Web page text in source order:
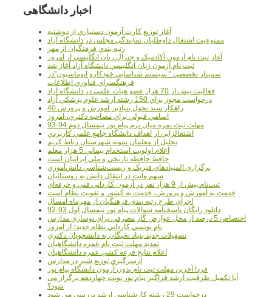
اخبار دانشگاهی
آغاز توزيع کارت آزمون دستياري از دوشنبه
ممنوعيت اشتغال داوطلبان نمايندگي مجلس در دانشگاه آزاد
رتبه بندي فرهنگيان از مهر
آغاز ثبت نام آزمون آکادميک و جنرال زبان انگليسي از امروز
ثبت نام آزمون زبان انگليسي دانشگاه آزاد آغاز شد
سمينار تخصصي " سيستم شناسايي خودکارو اتوماسيون"در
فرهنگسراي فناوري اطلاعات
فعاليت بيش از 70 هزار عضو هيات علمي در دانشگاه آزاد
درخواست مجوز براي 150 رشته ارشد علوم پزشکي آزاد
40 راهکار سند تحول بنيادين آموزش و پرورش
اسامي قبولي براي مصاحبه دکتري، امروز
مهلت ثبت نمره میان ترم پیام نور نیمسال دوم 94-93
اشتغالزايي از اهداف دانشگاه جامع علمي کاربردي
تجليل از معلمان نمونه شهرستان رباط کريم
اعلام اولويت استخدام پيماني 5 هزار معلم
حافظ حافظه تاريخي و ملي ايرانيان است
برگزاري المپيادهاي فيزيک و زيست‌شناسي دانش‌آموزي
سهم وانت در انتقال دانش به روستائيان
ثبت‌نام بيش از 9 هزار نفر در آزمون کارداني فني و حرفه‌اي
خدمت به آموزش و پرورش، خدمت به کشور و تقويت نظام است
اجراي طرح رتبه بندي فرهنگيان از مهرماه امسال
دانلود رایگان پاسخنامه سوالات پیام نور نیمسال اول 93-92
اختصاص 5 درصد از محل عوارض گاز مصرفي براي نوسازي مدارس
نام نويسي کارداني نظام جديد؛ از امروز
تسهيلات جديد بنياد نخبگان به دانشجويان دکتري
تمديد مهلت ثبت نام عمره دانشگاهيان
اعلام نتايج قرعه کشي عمره دانشگاهيان
ازسرگيري توزيع شير در مدارس
فردا آخرین مهلت ثبت نام بدون آزمون دانشگاه پیام نور
آیا تکمیل ظرفیت ارشد فراگیر پیام نور نوبت چهاردهم برگزار می
شود؟
درخواست 29 رشته کارشناسي ارشد بررسي مي شود